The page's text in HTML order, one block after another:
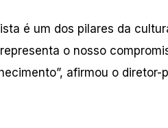
é um dos pilares da
o nosso
afirmou o